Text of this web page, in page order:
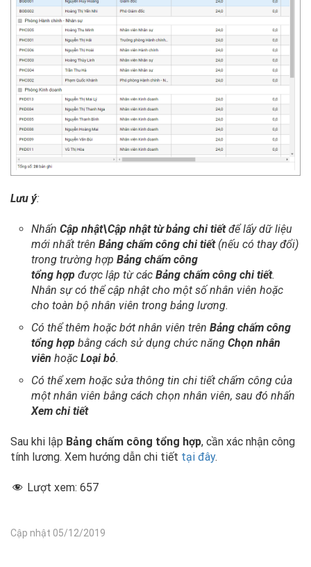
Lưu ý:
Nhấn Cập nhật\Cập nhật từ bảng chi tiếtđể lấy dữ liệu
mới nhất trên Bảng chấm công chi tiết (nếu có thay đổi)
trong trường hợp Bảng chấm công
tổng hợp được lập từ các Bảng chấm công chi tiết.
Nhân sự có thể cập nhật cho một số nhân viên hoặc
cho toàn bộ nhân viên trong bảng lương.
Có thể thêm hoặc bớt nhân viên trên Bảng chấm công
tổng hợp bằng cách sử dụng chức năng Chọn nhân
viên hoặc Loại bỏ.
Có thể xem hoặc sửa thông tin chi tiết chấm công của
một nhân viên bằng cách chọn nhân viên, sau đó nhấn
Xem chi tiết
Sau khi lập Bảng chấm công tổng hợp, cần xác nhận công
tính lương. Xem hướng dẫn chi tiết tại đây.
Lượt xem: 657
Cập nhật 05/12/2019